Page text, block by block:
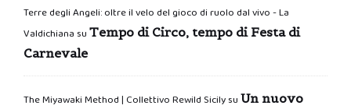
Terre degli Angeli: oltre il velo del gioco di ruolo dal vivo - La
Valdichiana su Tempo di Circo, tempo di Festa di
Carnevale
The Miyawaki Method | Collettivo Rewild Sicilysu Un nuovo